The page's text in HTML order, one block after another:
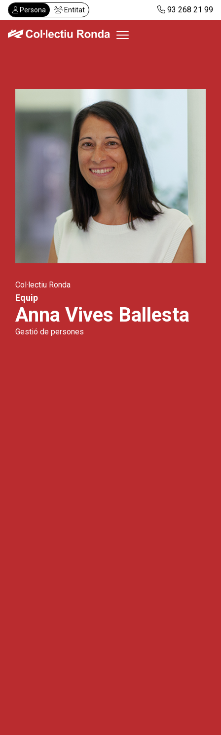
Vés
al
contingut
Persona Entitat 93 268 21 99
Serveis
Despatxos
Demanar visita
Col·lectiu Ronda
Equip
Anna Vives Ballesta
Gestió de persones